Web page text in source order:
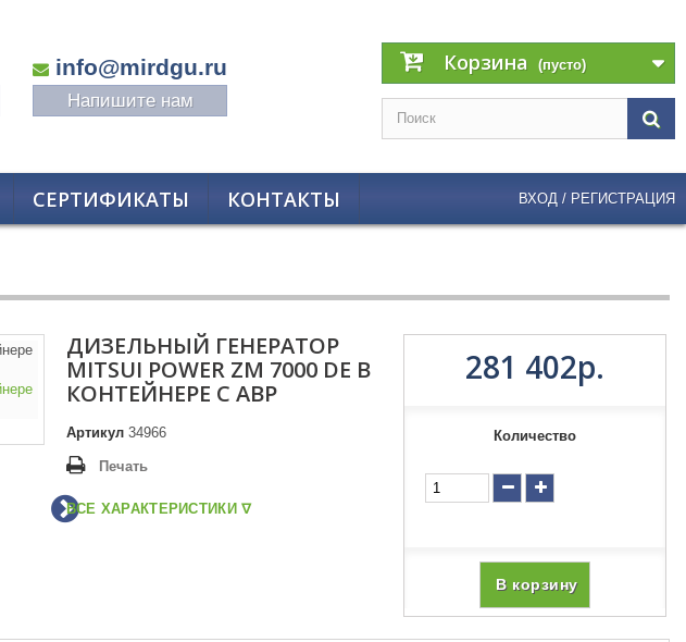
info@mirdgu.ru
Напишите нам
Корзина (пусто)
СЕРТИФИКАТЫ КОНТАКТЫ ВХОД / РЕГИСТРАЦИЯ
ДИЗЕЛЬНЫЙ ГЕНЕРАТОР
MITSUI POWER ZM 7000 DE В
КОНТЕЙНЕРЕ С АВР
Артикул 34966
Печать
ВСЕ ХАРАКТЕРИСТИКИ ᐁ
281 402р.
Количество
В корзину